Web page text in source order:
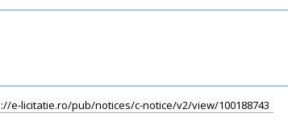
e-licitatie.ro/pub/notices/c-notice/v2/view/100188743